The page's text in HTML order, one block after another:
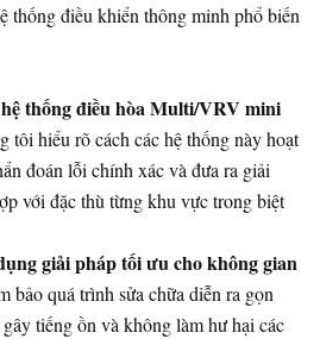
điều khiển thông minh phổ biến
thống điều hòa Multi/VRV mini
tôi hiểu rõ cách các hệ thống này hoạt
đoán lỗi chính xác và đưa ra giải
với đặc thù từng khu vực trong biệt
giải pháp tối ưu cho không gian
bảo quá trình sửa chữa diễn ra gọn
tiếng ồn và không làm hư hại các